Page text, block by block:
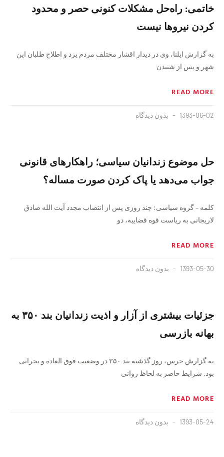
خاتمی: راه‌حل مشکلات کنونی حصر و محدود
کردن نیروها نیست
به گزارش ایلنا، وی در دیدار اقشار مختلف مردم یزد و اطلاح طلبان این
شهر و پس از شنیدن
READ MORE
1393-06-02 بدون دیدگاه
حل موضوع زندانیان سیاسی؛ راهکارهای قانونی
جواب می‌دهد یا پاک کردن صورت مساله؟
کلمه – گروه سیاسی: چند روزی پس از انتصاب مجدد آیت الله صادق
لاریجانی به ریاست قوه قضاییه، دو
READ MORE
1393-05-30 بدون دیدگاه
جزئیات بیشتری از آزار و اذیت زندانیان بند ۳۵۰ به
بهانه بازرسی
به گزارش جرس، روز گذشته بند ۳۵۰ در وضعیت فوق العاده و بحرانی
بود. شرایط حاضر به لحاظ روانی
READ MORE
1393-05-24 بدون دیدگاه